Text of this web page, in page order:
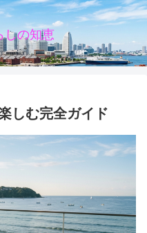
しの知恵
しむ完全ガイド